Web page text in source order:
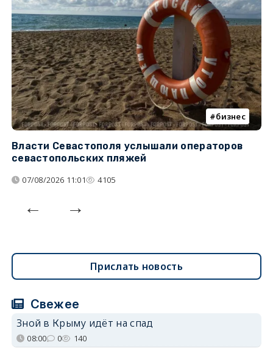
бизнес
Власти Севастополя услышали операторов
севастопольских пляжей
07/08/2026 11:01 4105
Прислать новость
Свежее
Зной в Крыму идёт на спад
08:00 0 140